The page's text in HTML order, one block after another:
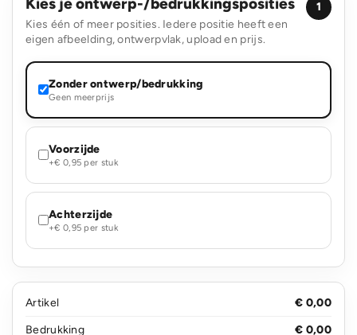
Kies één of meer posities. Iedere positie heeft een
eigen afbeelding, ontwerpvlak, upload en prijs.
1
Zonder ontwerp/bedrukking
Geen meerprijs
Voorzijde
+€ 0,95 per stuk
Achterzijde
+€ 0,95 per stuk
Artikel
€ 0,00
Bedrukking
€ 0,00